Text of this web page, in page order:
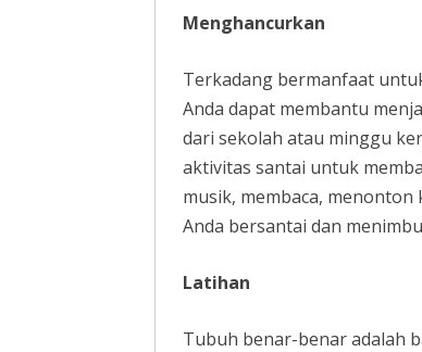
Menghancurkan
Terkadang bermanfaat
Anda dapat membantu
dari sekolah atau minggu
aktivitas santai untuk
musik, membaca,
Anda bersantai dan
Latihan
Tubuh benar-benar adalah